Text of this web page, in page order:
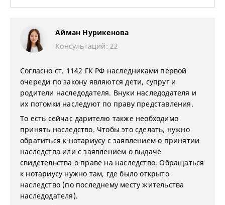
Айман Нурикенова
Консультаций: 22
Согласно ст. 1142 ГК РФ наследниками первой
очереди по закону являются дети, супруг и
родители наследодателя. Внуки наследодателя и
их потомки наследуют по праву представления.
То есть сейчас дарителю также необходимо
принять наследство. Чтобы это сделать, нужно
обратиться к нотариусу с заявлением о принятии
наследства или с заявлением о выдаче
свидетельства о праве на наследство. Обращаться
к нотариусу нужно там, где было открыто
наследство (по последнему месту жительства
наследодателя).